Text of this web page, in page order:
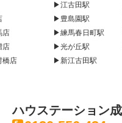
店
店
橋店
▶江古田駅
▶豊島園駅
▶練馬春日町駅
▶光が丘駅
▶新江古田駅
ハウステーション